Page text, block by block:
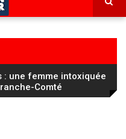
: une femme intoxiquée
Comté